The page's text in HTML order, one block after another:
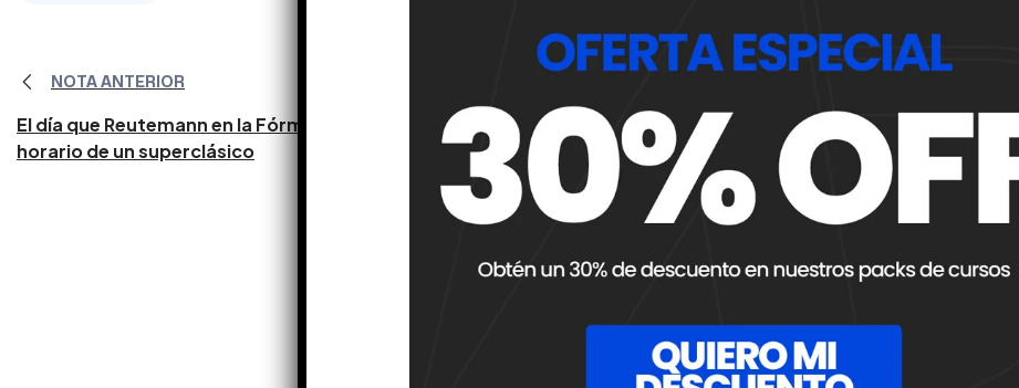
NOTA ANTERIOR
El día que Reutemann en la Fórmula 1 cambió el
horario de un superclásico
Nueva Promo IAD: 3 cuotas sin interes